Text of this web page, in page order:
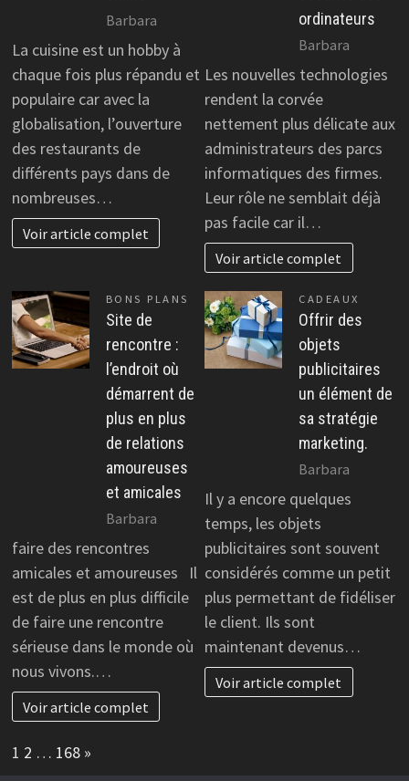
Barbara
La cuisine est un hobby à
chaque fois plus répandu et
populaire car avec la
globalisation, l’ouverture
des restaurants de
différents pays dans de
nombreuses…
Voir article complet
ordinateurs
Barbara
Les nouvelles technologies
rendent la corvée
nettement plus délicate aux
administrateurs des parcs
informatiques des firmes.
Leur rôle ne semblait déjà
pas facile car il…
Voir article complet
BONS PLANS
Site de
rencontre :
l’endroit où
démarrent de
plus en plus
de relations
amoureuses
et amicales
Barbara
faire des rencontres
amicales et amoureuses Il
est de plus en plus difficile
de faire une rencontre
sérieuse dans le monde où
nous vivons.…
Voir article complet
CADEAUX
Offrir des
objets
publicitaires
un élément de
sa stratégie
marketing.
Barbara
Il y a encore quelques
temps, les objets
publicitaires sont souvent
considérés comme un petit
plus permettant de fidéliser
le client. Ils sont
maintenant devenus…
Voir article complet
Page:
1 2 … 168 Next
»